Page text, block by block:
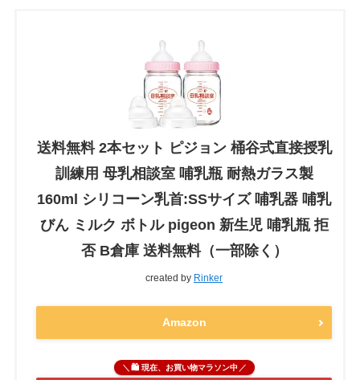
送料無料 2本セット ピジョン 桶谷式直接授乳
訓練用 母乳相談室 哺乳瓶 耐熱ガラス製
160ml シリコーン乳首:SSサイズ 哺乳器 哺乳
びん ミルク ボトル pigeon 新生児 哺乳瓶 拒
否 B倉庫 送料無料（一部除く）
created by Rinker
Amazon
🛍 現在、お買い物マラソン中